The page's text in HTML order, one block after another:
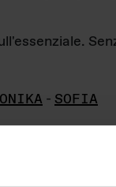
- SOFIA